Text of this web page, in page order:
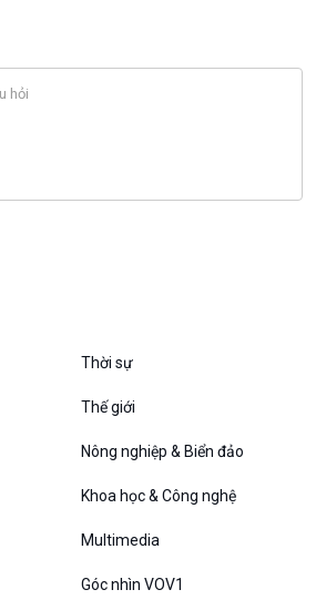
Dòng chảy sự kiện
Thời sự
Thế giới
Nông nghiệp & Biển đảo
Khoa học & Công nghệ
Multimedia
Góc nhìn VOV1